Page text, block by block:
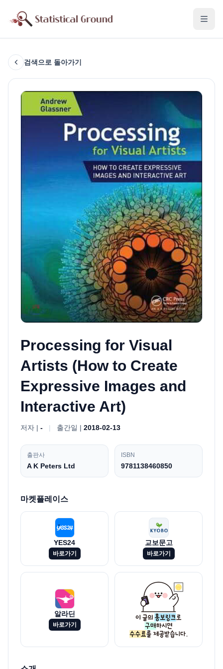
검색으로 돌아가기
Processing for Visual
Artists (How to Create
Expressive Images and
Interactive Art)
저자 | - | 출간일 | 2018-02-13
출판사
A K Peters Ltd
ISBN
9781138460850
마켓플레이스
YES24
바로가기
교보문고
바로가기
알라딘
바로가기